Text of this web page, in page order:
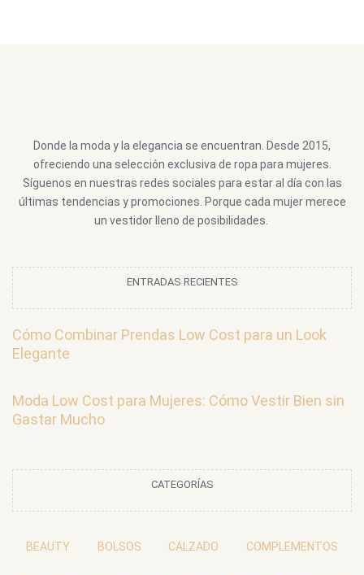
Donde la moda y la elegancia se encuentran. Desde 2015,
ofreciendo una selección exclusiva de ropa para mujeres.
Síguenos en nuestras redes sociales para estar al día con las
últimas tendencias y promociones. Porque cada mujer merece
un vestidor lleno de posibilidades.
ENTRADAS RECIENTES
Cómo Combinar Prendas Low Cost para un Look
Elegante
Moda Low Cost para Mujeres: Cómo Vestir Bien sin
Gastar Mucho
CATEGORÍAS
BEAUTY BOLSOS CALZADO COMPLEMENTOS